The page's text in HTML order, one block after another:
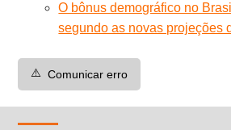
O bônus demográfico no
segundo as novas projeções
⚠️ Comunicar erro